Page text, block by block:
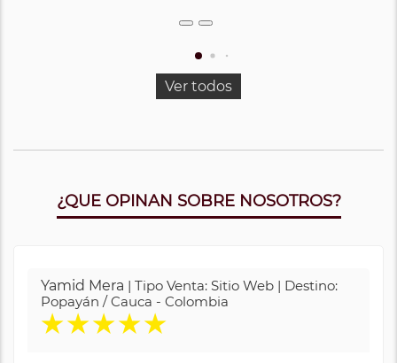
Ver todos
¿QUE OPINAN SOBRE NOSOTROS?
Yamid Mera | Tipo Venta: Sitio Web | Destino:
Popayán / Cauca - Colombia
★★★★★